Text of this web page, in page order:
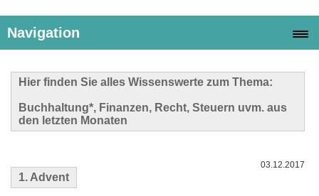
Navigation
Hier finden Sie alles Wissenswerte zum Thema:
Buchhaltung*, Finanzen, Recht, Steuern uvm. aus
den letzten Monaten
1. Advent
03.12.2017